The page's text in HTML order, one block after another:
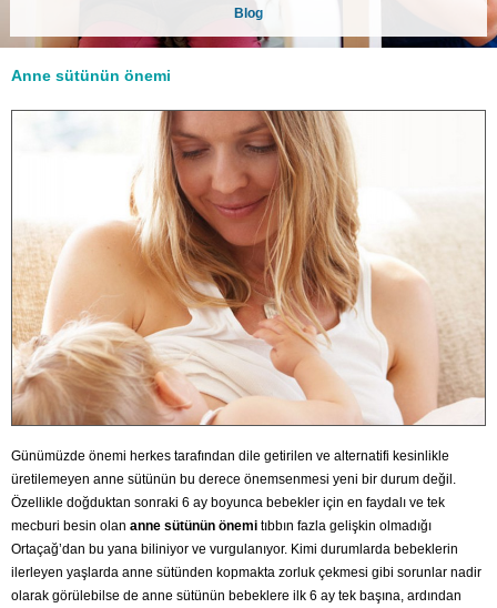
Blog
Anne sütünün önemi
Günümüzde önemi herkes tarafından dile getirilen ve alternatifi kesinlikle
üretilemeyen anne sütünün bu derece önemsenmesi yeni bir durum değil.
Özellikle doğduktan sonraki 6 ay boyunca bebekler için en faydalı ve tek
mecburi besin olan anne sütünün önemi tıbbın fazla gelişkin olmadığı
Ortaçağ’dan bu yana biliniyor ve vurgulanıyor. Kimi durumlarda bebeklerin
ilerleyen yaşlarda anne sütünden kopmakta zorluk çekmesi gibi sorunlar nadir
olarak görülebilse de anne sütünün bebeklere ilk 6 ay tek başına, ardından